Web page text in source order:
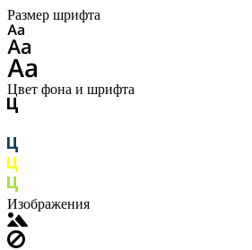
Размер шрифта
Цвет фона и шрифта
Изображения